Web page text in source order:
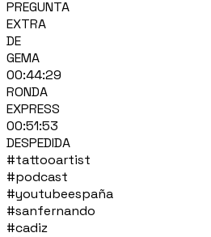
PREGUNTA
EXTRA
DE
GEMA
00:44:29
RONDA
EXPRESS
00:51:53
DESPEDIDA
#tattooartist
#podcast
#youtubeespaña
#sanfernando
#cadiz